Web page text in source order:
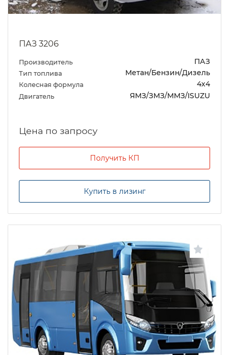
ПАЗ 3206
Производитель ПАЗ
Тип топлива Метан/Бензин/Дизель
Колесная формула 4х4
Двигатель ЯМЗ/ЗМЗ/ММЗ/ISUZU
Цена по запросу
Получить КП
Купить в лизинг